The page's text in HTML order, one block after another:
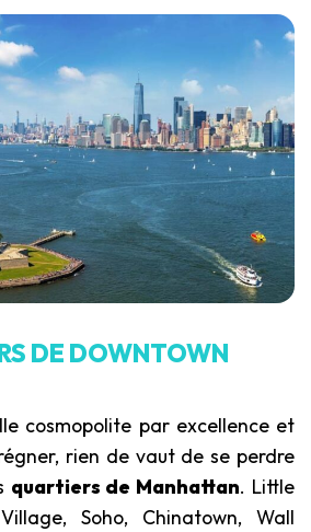
DE DOWNTOWN
cosmopolite par excellence et
rien de vaut de se perdre
quartiers de Manhattan. Little
Soho, Chinatown, Wall